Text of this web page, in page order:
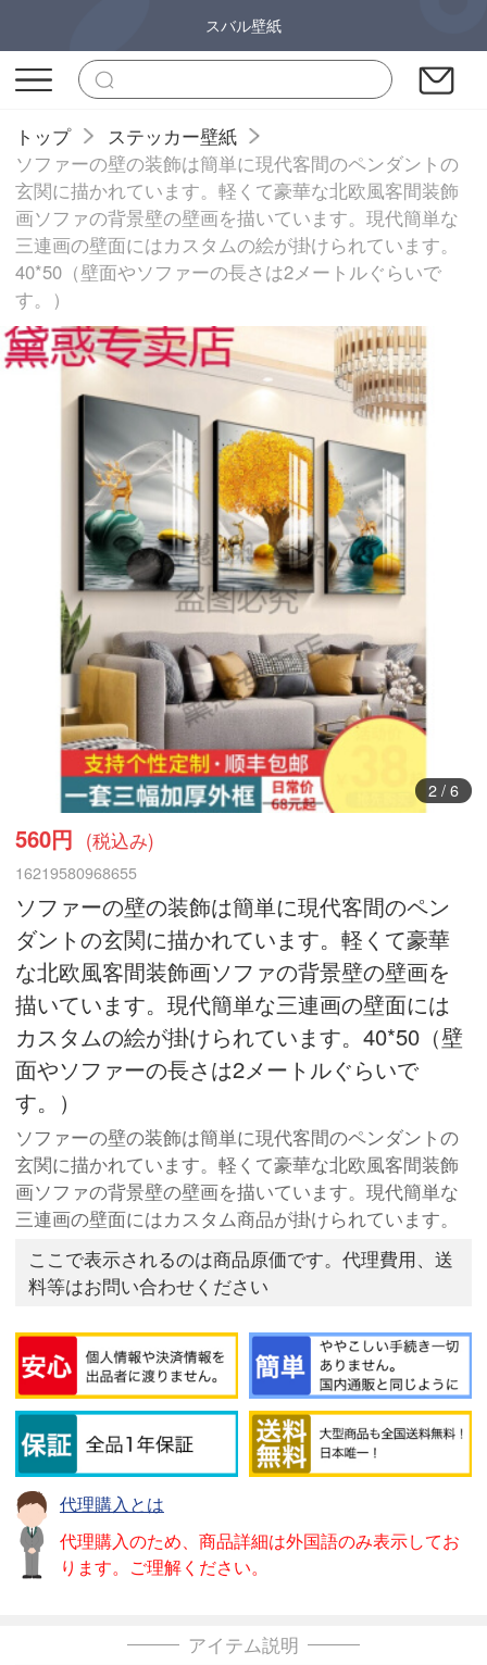
スバル壁紙
トップ
ステッカー壁紙
ソファーの壁の装飾は簡単に現代客間のペンダントの
玄関に描かれています。軽くて豪華な北欧風客間装飾
画ソファの背景壁の壁画を描いています。現代簡単な
三連画の壁面にはカスタムの絵が掛けられています。
40*50（壁面やソファーの長さは2メートルぐらいで
す。）
2/ 6
560円 (税込み)
16219580968655
ソファーの壁の装飾は簡単に現代客間のペン
ダントの玄関に描かれています。軽くて豪華
な北欧風客間装飾画ソファの背景壁の壁画を
描いています。現代簡単な三連画の壁面には
カスタムの絵が掛けられています。40*50（壁
面やソファーの長さは2メートルぐらいで
す。）
ソファーの壁の装飾は簡単に現代客間のペンダントの
玄関に描かれています。軽くて豪華な北欧風客間装飾
画ソファの背景壁の壁画を描いています。現代簡単な
三連画の壁面にはカスタム商品が掛けられています。
ここで表示されるのは商品原価です。代理費用、送
料等はお問い合わせください
代理購入とは
代理購入のため、商品詳細は外国語のみ表示してお
ります。ご理解ください。
アイテム説明